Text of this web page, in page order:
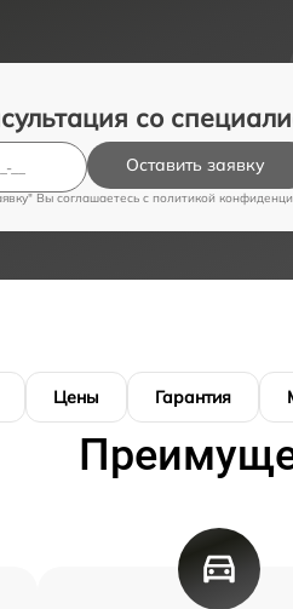
со
Оставить заявку
Вы соглашаетесь c политикой
Цены Гарантия